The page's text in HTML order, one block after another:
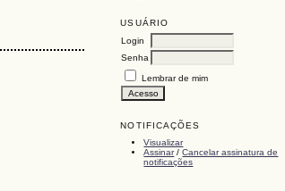
USUÁRIO
Login
Senha
Lembrar de mim
NOTIFICAÇÕES
Visualizar
Assinar/Cancelar assinatura de
notificações